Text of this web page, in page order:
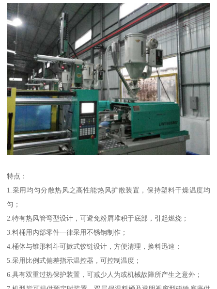
特点：
1.采用均匀分散热风之高性能热风扩散装置，保持塑料干燥温度均
匀；
2.特有热风管弯型设计，可避免粉屑堆积于底部，引起燃烧；
3.料桶用内部零件一律采用不锈钢制作；
4.桶体与锥形料斗可掀式铰链设计，方便清理，换料迅速；
5.采用比例式偏差指示温控器，可控制温度；
6.具有双重过热保护装置，可减少人为或机械故障所产生之意外；